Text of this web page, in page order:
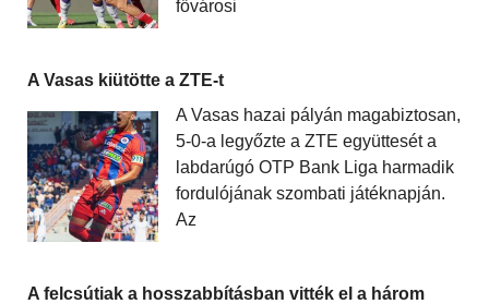
fővárosi
A Vasas kiütötte a ZTE-t
A Vasas hazai pályán magabiztosan,
5-0-a legyőzte a ZTE együttesét a
labdarúgó OTP Bank Liga harmadik
fordulójának szombati játéknapján.
Az
A felcsútiak a hosszabbításban vitték el a három